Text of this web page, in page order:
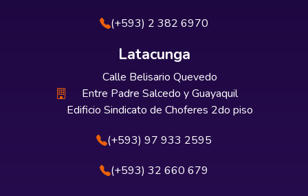
(+593) 2 382 6970
Latacunga
Calle Belisario Quevedo
Entre Padre Salcedo y Guayaquil
Edificio Sindicato de Choferes 2do piso
(+593) 97 933 2595
(+593) 32 660 679